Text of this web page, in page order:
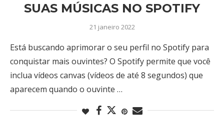
SUAS MÚSICAS NO SPOTIFY
21 janeiro 2022
Está buscando aprimorar o seu perfil no Spotify para
conquistar mais ouvintes? O Spotify permite que você
inclua vídeos canvas (vídeos de até 8 segundos) que
aparecem quando o ouvinte …